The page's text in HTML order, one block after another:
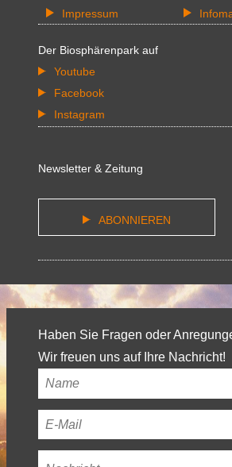
Impressum
Der Biosphärenpark auf
Youtube
Facebook
Instagram
Newsletter & Zeitung
ABONNIEREN
Haben Sie Fragen oder
Wir freuen uns auf Ihre Nachricht!
Ihr
Name*
Ihre
E-
Nachricht*